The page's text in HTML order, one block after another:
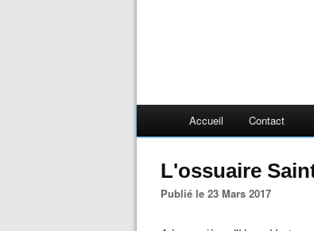
Accueil Contact
L'ossuaire
Publié le 23 Mars 2017